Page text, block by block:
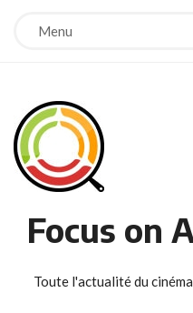
Menu
Focus on
Toute l'actualité du